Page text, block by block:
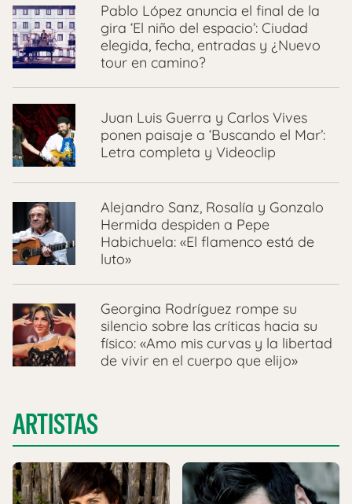
Pablo López anuncia el final de la
gira ‘El niño del espacio’: Ciudad
elegida, fecha, entradas y ¿Nuevo
tour en camino?
Juan Luis Guerra y Carlos Vives
ponen paisaje a ‘Buscando el Mar’:
Letra completa y Videoclip
Alejandro Sanz, Rosalía y Gonzalo
Hermida despiden a Pepe
Habichuela: «El flamenco está de
luto»
Georgina Rodríguez rompe su
silencio sobre las críticas hacia su
físico: «Amo mis curvas y la libertad
de vivir en el cuerpo que elijo»
ARTISTAS